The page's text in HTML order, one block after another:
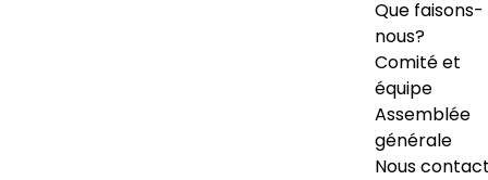
Que faisons-
nous?
Comité et
équipe
Assemblée
générale
Nous